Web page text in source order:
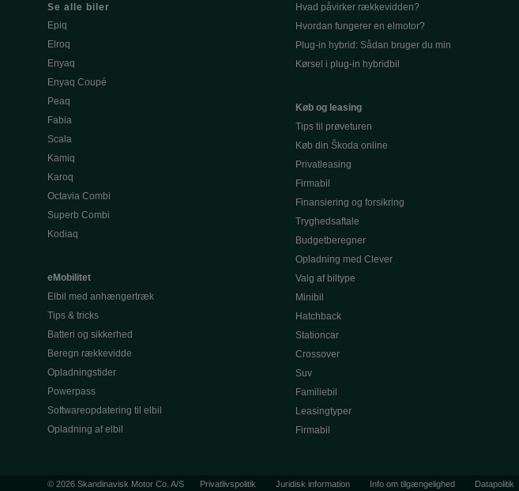
Se alle biler
Epiq
Elroq
Enyaq
Enyaq Coupé
Peaq
Fabia
Scala
Kamiq
Karoq
Octavia Combi
Superb Combi
Kodiaq
eMobilitet
Elbil med anhængertræk
Tips & tricks
Batteri og sikkerhed
Beregn rækkevidde
Opladningstider
Powerpass
Softwareopdatering til elbil
Opladning af elbil
Hvad påvirker rækkevidden?
Hvordan fungerer en elmotor?
Plug-in hybrid: Sådan bruger du min
Kørsel i plug-in hybridbil
Køb og leasing
Tips til prøveturen
Køb din Škoda online
Privatleasing
Firmabil
Finansiering og forsikring
Tryghedsaftale
Budgetberegner
Opladning med Clever
Valg af biltype
Minibil
Hatchback
Stationcar
Crossover
Suv
Familiebil
Leasingtyper
Firmabil
© 2026 Skandinavisk Motor Co. A/S Privatlivspolitik Juridisk information Info om tilgængelighed Datapolitik